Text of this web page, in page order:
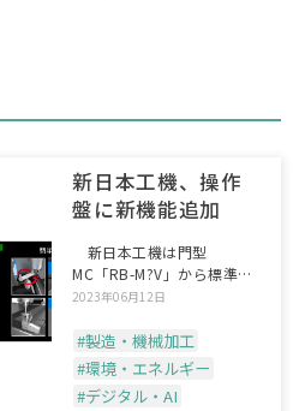
新日本工機、操作
盤に新機能追加
新日本工機は門型
MC「RB-M?V」から標準搭
載となった「デュアルディ
2023年06月12日
#製造・機械加工
#環境・エネルギー
#デジタル・AI